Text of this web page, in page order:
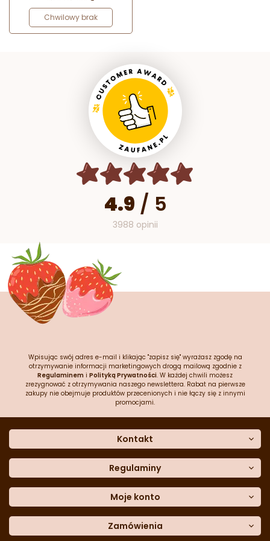
Chwilowy brak
4.9 / 5
3988 opinii
Wpisując swój adres e-mail i klikając "zapisz się" wyrażasz zgodę na
otrzymywanie informacji marketingowych drogą mailową zgodnie z
Regulaminem i Polityką Prywatności. W każdej chwili możesz
zrezygnować z otrzymywania naszego newslettera. Rabat na pierwsze
zakupy nie obejmuje produktów przecenionych i nie łączy się z innymi
promocjami.
Kontakt
Dane kontaktowe
Często zadawane pytania
Sklep stacjonarny
Formularz kontaktowy
Blog
Regulaminy
Polityka prywatności
Polityka cookies
Polityka reklamacji
Polityka zwrotów
Moje konto
Moje dane
Historia zamówień
Zamówienia